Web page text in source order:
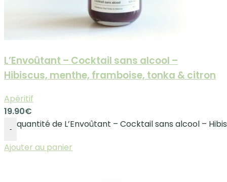
L’Envoûtant – Cocktail sans alcool –
Hibiscus, menthe, framboise, tonka & citron
Apéritif
19.90€
-
quantité de L’Envoûtant – Cocktail sans alcool –
Ajouter au panier